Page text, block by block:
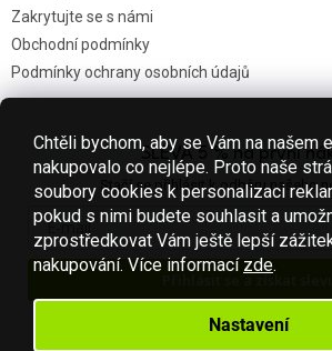
Chtěli bychom, aby se Vám na našem
nakupovalo co nejlépe. Proto naše
soubory cookies k personalizaci
pokud s nimi budete souhlasit a
zprostředkovat Vám ještě lepší
nakupování. Více informací zde.
Nastavení
Zakrytujte se s námi
Obchodní podmínky
Podmínky ochrany osobních údajů
Nákupní košík
0KS /0 KČ
SLEVA 5 % na první
Stačí se přihlásit k odběru našeho
Přihlásit se a získat slevu
Váš e-mail je u nás v